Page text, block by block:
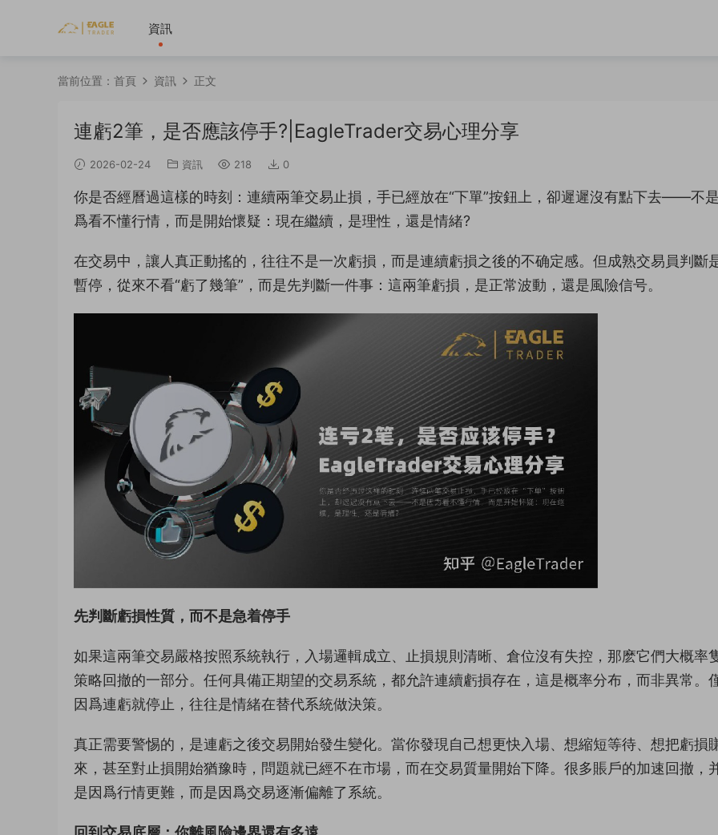
資訊
當前位置： 首頁 資訊 正文
連虧2筆，是否應該停手?|EagleTrader交易心理分享
2026-02-24 資訊 218 0
你是否經曆過這樣的時刻：連續兩筆交易止損，手已經放在“下單”按鈕上，卻遲遲沒有點下去——不
爲看不懂行情，而是開始懷疑：現在繼續，是理性，還是情緒?
在交易中，讓人真正動搖的，往往不是一次虧損，而是連續虧損之後的不确定感。但成熟交易員判斷
暫停，從來不看“虧了幾筆”，而是先判斷一件事：這兩筆虧損，是正常波動，還是風險信号。
先判斷虧損性質，而不是急着停手
如果這兩筆交易嚴格按照系統執行，入場邏輯成立、止損規則清晰、倉位沒有失控，那麽它們大概率
策略回撤的一部分。任何具備正期望的交易系統，都允許連續虧損存在，這是概率分布，而非異常。
因爲連虧就停止，往往是情緒在替代系統做決策。
真正需要警惕的，是連虧之後交易開始發生變化。當你發現自己想更快入場、想縮短等待、想把虧損
來，甚至對止損開始猶豫時，問題就已經不在市場，而在交易質量開始下降。很多賬戶的加速回撤，
是因爲行情更難，而是因爲交易逐漸偏離了系統。